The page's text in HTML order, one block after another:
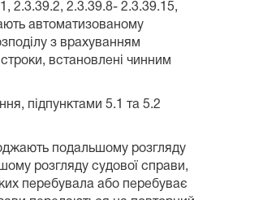
2.3.39.2, 2.3.39.8- 2.3.39.15,
автоматизованому
з врахуванням
встановлені чинним
підпунктами 5.1 та 5.2
подальшому розгляду
розгляду судової справи,
перебувала або перебуває